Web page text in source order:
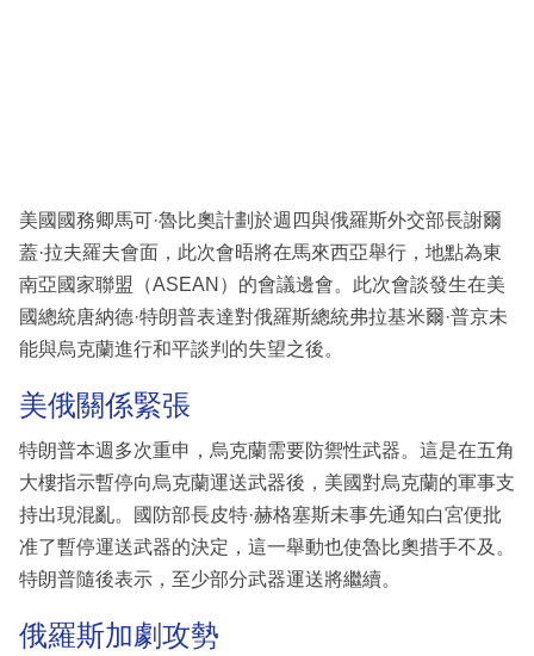
區
美國國務卿馬可·魯比奧計劃於週四與俄羅斯外交部長謝爾
蓋·拉夫羅夫會面，此次會晤將在馬來西亞舉行，地點為東
南亞國家聯盟（ASEAN）的會議邊會。此次會談發生在美
國總統唐納德·特朗普表達對俄羅斯總統弗拉基米爾·普京未
能與烏克蘭進行和平談判的失望之後。
美俄關係緊張
特朗普本週多次重申，烏克蘭需要防禦性武器。這是在五角
大樓指示暫停向烏克蘭運送武器後，美國對烏克蘭的軍事支
持出現混亂。國防部長皮特·赫格塞斯未事先通知白宮便批
准了暫停運送武器的決定，這一舉動也使魯比奧措手不及。
特朗普隨後表示，至少部分武器運送將繼續。
俄羅斯加劇攻勢